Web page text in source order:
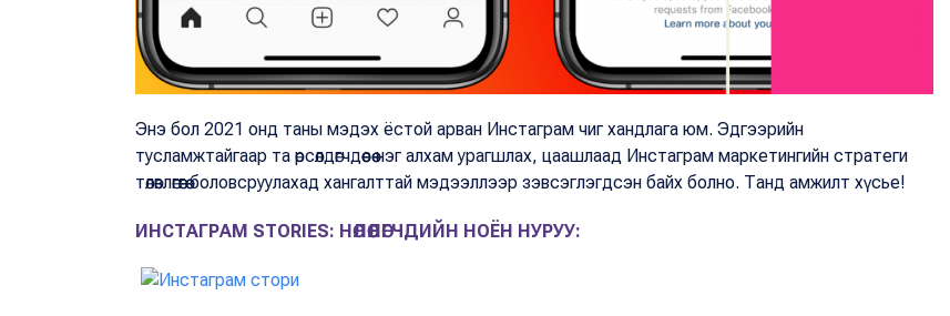
Энэ бол 2021 онд таны мэдэх ёстой арван Инстаграм чиг хандлага юм. Эдгээрийн
тусламжтайгаар та өрсөлдөгчдөөсөө нэг алхам урагшлах, цаашлаад Инстаграм маркетингийн стратеги
төлөвлөгөөгөө боловсруулахад хангалттай мэдээллээр зэвсэглэгдсэн байх болно. Танд амжилт хүсье!
ИНСТАГРАМ STORIES: НӨЛӨӨЛӨГЧДИЙН НОЁН НУРУУ: